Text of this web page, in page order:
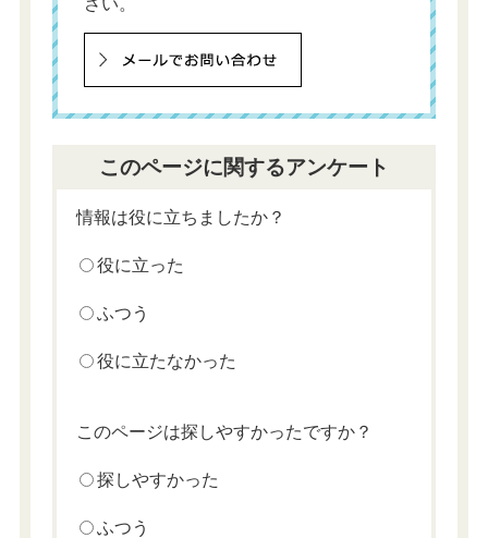
このページに関するアンケート
情報は役に立ちましたか？
役に立った
ふつう
役に立たなかった
このページは探しやすかったですか？
探しやすかった
ふつう